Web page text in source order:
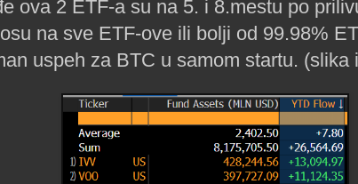
ova 2 ETF-a su na 5. i 8.mestu po
na sve ETF-ove ili bolji od 99.98%
uspeh za BTC u samom startu. (slika